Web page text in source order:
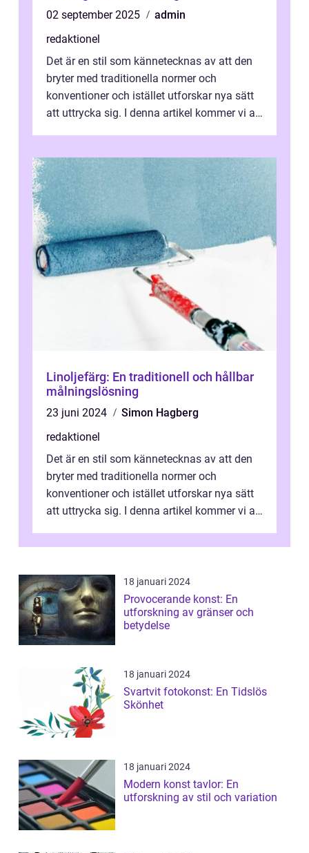
02 september 2025
admin
redaktionel
Det är en stil som kännetecknas av att den
bryter med traditionella normer och
konventioner och istället utforskar nya sätt
att uttrycka sig. I denna artikel kommer vi att
Linoljefärg: En traditionell och hållbar
målningslösning
23 juni 2024
Simon Hagberg
redaktionel
Det är en stil som kännetecknas av att den
bryter med traditionella normer och
konventioner och istället utforskar nya sätt
att uttrycka sig. I denna artikel kommer vi att
18 januari 2024
Provocerande konst: En
utforskning av gränser och
betydelse
18 januari 2024
Svartvit fotokonst: En Tidslös
Skönhet
18 januari 2024
Modern konst tavlor: En
utforskning av stil och variation